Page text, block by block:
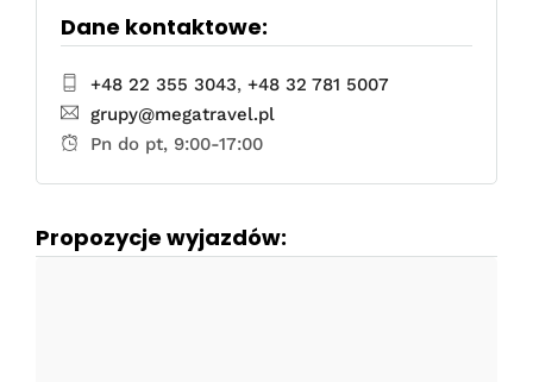
Dane kontaktowe:
+48 22 355 3043, +48 32 781 5007
grupy@megatravel.pl
Pn do pt, 9:00-17:00
Propozycje wyjazdów: